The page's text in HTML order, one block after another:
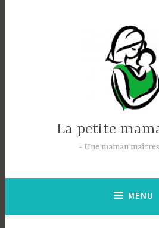
La petite
Une maman
MENU